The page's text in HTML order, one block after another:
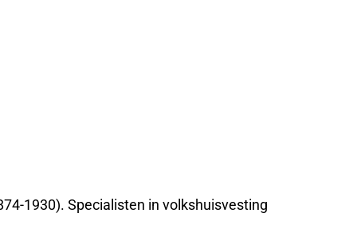
1930). Specialisten in volkshuisvesting